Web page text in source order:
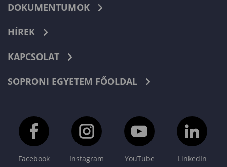
DOKUMENTUMOK
HÍREK
KAPCSOLAT
SOPRONI EGYETEM FŐOLDAL
Facebook Instagram YouTube LinkedIn